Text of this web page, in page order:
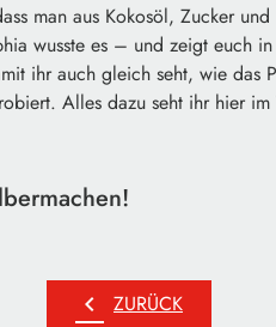
man aus Kokosöl, Zucker
wusste es – und zeigt euch
ihr auch gleich seht, wie das
Alles dazu seht ihr hier
chevron_left ZURÜCK